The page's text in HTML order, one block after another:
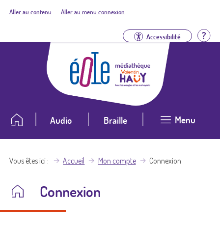
Aller au contenu Aller au menu connexion
Accessibilité
Audio Braille Menu
Vous êtes ici Accueil Mon compte Connexion
Connexion